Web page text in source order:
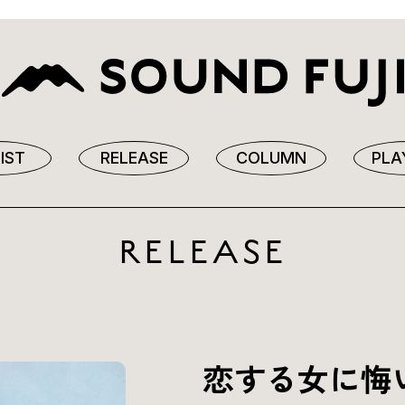
RELEASE COLUMN
RELEASE
恋する女に悔